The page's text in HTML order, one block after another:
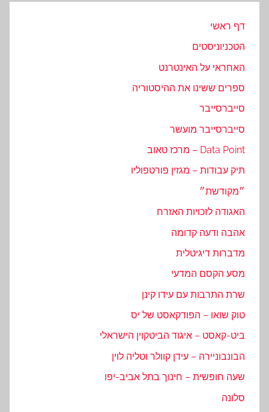
דף ראשי
הטכניוניסטים
האחראי על האינטרנט
ספרים ששינו את ההיסטוריה
סייברסייבר
סייברסייבר מועשר
Data Point – מרכז טאוב
תיק עבודות – מגזין פורטפוליו
״מקודשת״
האגודה לזכויות האזרח
אהבה ודעה קדומה
מדברות דיגיטלית
מסע הקסם המדעי
שרת התרבות עם עידו קינן
טוק שואו – הפודקאסט של יס
ביט-קאסט – איגוד הביטקוין הישראלי
הבונבוניירה – עידן קוולר וטליה לוין
שעה חופשית – חינוך בתל אביב-יפו
סלונה